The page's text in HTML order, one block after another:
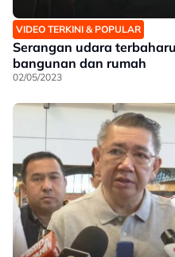
VIDEO TERKINI & POPULAR
Serangan udara
bangunan dan rumah
02/05/2023